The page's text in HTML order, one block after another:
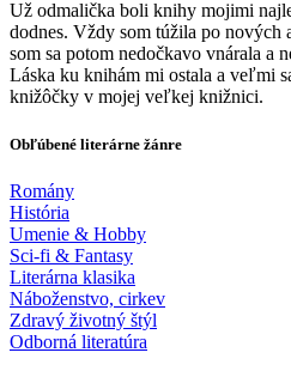
Už odmalička boli knihy mojimi
dodnes. Vždy som túžila po nových
som sa potom nedočkavo vnárala a
Láska ku knihám mi ostala a veľmi
knižôčky v mojej veľkej knižnici.
Obľúbené literárne žánre
Romány
História
Umenie & Hobby
Sci-fi & Fantasy
Literárna klasika
Náboženstvo, cirkev
Zdravý životný štýl
Odborná literatúra